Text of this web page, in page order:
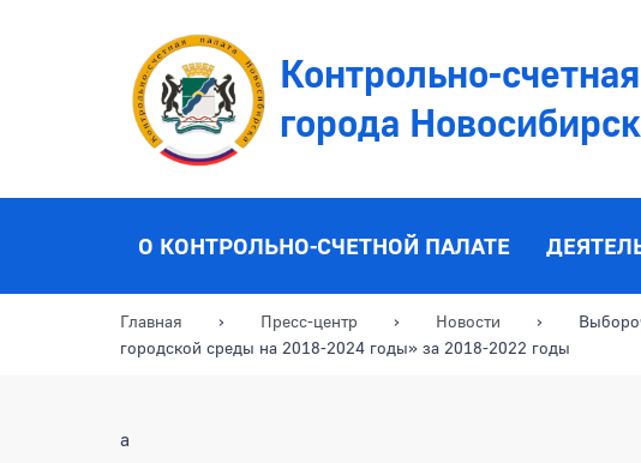
Контрольно-
города
О КОНТРОЛЬНО-СЧЕТНОЙ ПАЛАТЕ
Главная Пресс-центр Новости
городской среды на 2018-2024 годы» за 2018-2022 годы
a